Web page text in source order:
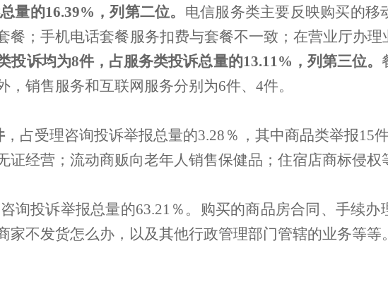
量的16.39% ，列第二位。 电信服务类主要反映购买的移
餐；手机电话套餐服务扣费与套餐不一致；在营业厅办
投诉均为8件，占服务类投诉总量的13.11% ，列第三位。
，销售服务和互联网服务分别为6件、 4件。
，占受理咨询投诉举报总量的3.28 ％ ，其中商品类举报15
经营；流动商贩向老年人销售保健品；住宿店商标侵权
咨询投诉举报总量的63.21 ％ 。购买的商品房合同、手续办
不发货怎么办，以及其他行政管理部门管辖的业务等等。